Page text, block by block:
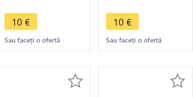
-> Make offer
10 €
Sau faceți o ofertă
offer
10 €
Sau faceți o ofertă